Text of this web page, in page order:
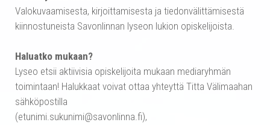
Valokuvaamisesta, kirjoittamisesta ja tiedonvälittämisestä
kiinnostuneista Savonlinnan lyseon lukion opiskelijoista.
Haluatko mukaan?
Lyseo etsii aktiivisia opiskelijoita mukaan mediaryhmän
toimintaan! Halukkaat voivat ottaa yhteyttä Titta Välimaahan
sähköpostilla
(etunimi.sukunimi@savonlinna.fi),